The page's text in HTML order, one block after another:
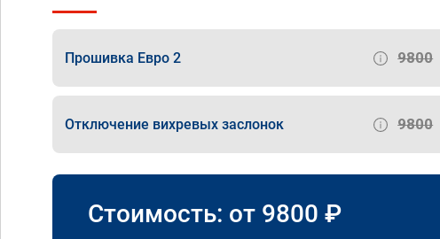
Прошивка Евро 2 9800
Отключение вихревых заслонок 9800
Стоимость: от 9800 ₽